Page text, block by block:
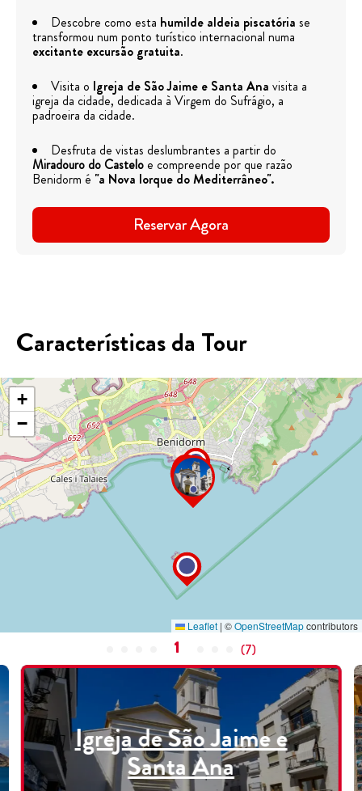
Descobre como esta humilde aldeia piscatória se
transformou num ponto turístico internacional numa
excitante excursão gratuita.
Visita o Igreja de São Jaime e Santa Ana visita a
igreja da cidade, dedicada à Virgem do Sufrágio, a
padroeira da cidade.
Desfruta de vistas deslumbrantes a partir do
Miradouro do Casteloe compreende por que razão
Benidorm é "a Nova Iorque do Mediterrâneo".
Reservar Agora
Características da Tour
+
−
Leaflet | ©OpenStreetMapcontributors
1 (7)
Igreja de São Jaime e
Santa Ana